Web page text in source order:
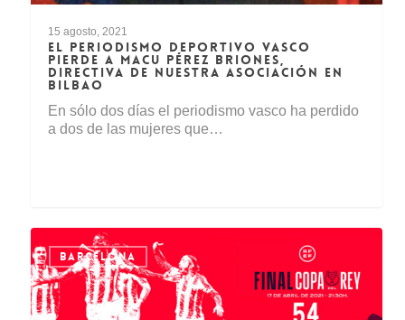
15 agosto, 2021
EL PERIODISMO DEPORTIVO VASCO
PIERDE A MACU PÉREZ BRIONES,
DIRECTIVA DE NUESTRA ASOCIACIÓN EN
BILBAO
En sólo dos días el periodismo vasco ha perdido
a dos de las mujeres que…
BARCELONA